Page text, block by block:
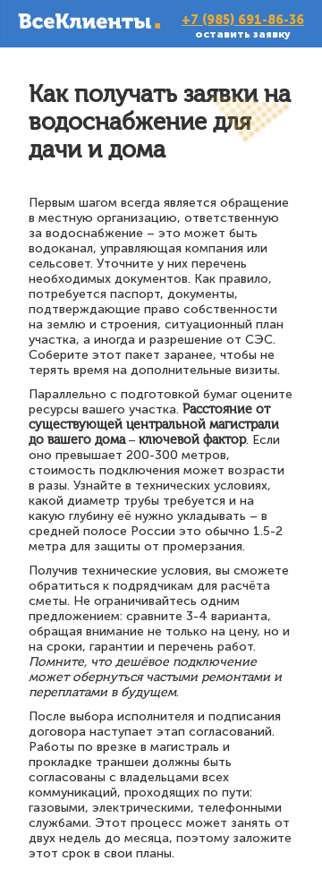
+7 (985) 691-86-36
оставить заявку
Как получать заявки на
водоснабжение для
дачи и дома
Первым шагом всегда является обращение
в местную организацию, ответственную
за водоснабжение – это может быть
водоканал, управляющая компания или
сельсовет. Уточните у них перечень
необходимых документов. Как правило,
потребуется паспорт, документы,
подтверждающие право собственности
на землю и строения, ситуационный план
участка, а иногда и разрешение от СЭС.
Соберите этот пакет заранее, чтобы не
терять время на дополнительные визиты.
Параллельно с подготовкой бумаг оцените
ресурсы вашего участка. Расстояние от
существующей центральной магистрали
до вашего дома – ключевой фактор. Если
оно превышает 200-300 метров,
стоимость подключения может возрасти
в разы. Узнайте в технических условиях,
какой диаметр трубы требуется и на
какую глубину её нужно укладывать – в
средней полосе России это обычно 1.5-2
метра для защиты от промерзания.
Получив технические условия, вы сможете
обратиться к подрядчикам для расчёта
сметы. Не ограничивайтесь одним
предложением: сравните 3-4 варианта,
обращая внимание не только на цену, но и
на сроки, гарантии и перечень работ.
Помните, что дешёвое подключение
может обернуться частыми ремонтами и
переплатами в будущем.
После выбора исполнителя и подписания
договора наступает этап согласований.
Работы по врезке в магистраль и
прокладке траншеи должны быть
согласованы с владельцами всех
коммуникаций, проходящих по пути:
газовыми, электрическими, телефонными
службами. Этот процесс может занять от
двух недель до месяца, поэтому заложите
этот срок в свои планы.